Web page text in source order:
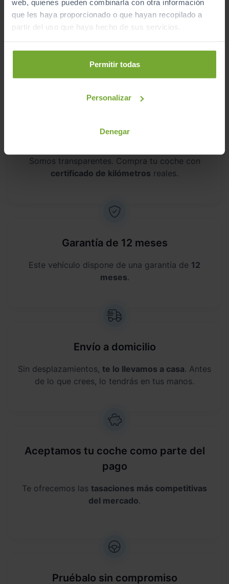
web, quienes pueden combinarla con otra información
que les haya proporcionado o que hayan recopilado a
partir del uso que haya hecho de sus servicios.
Permitir todas
Personalizar
Denegar
equipo de profesionales.
Kilometraje garantizado
Somos transparentes. Compra tu coche con
certificado de kilómetros reales.
Garantía de 12 meses
Este vehículo dispone de una garantía de 12
meses.
Envío a domicilio
Sin desplazamientos, te lo llevamos a casa. Antes
de lo que crees, lo tendrás en tus manos.
Aceptamos tu coche como parte del
pago
Te ofrecemos las tasaciones más competitivas
del mercado.
Pruébalo sin compromiso